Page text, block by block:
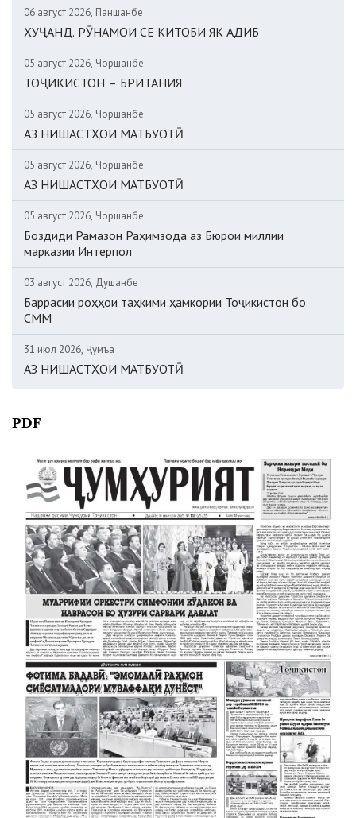
06 август 2026, Панҷшанбе
ХУҶАНД. РӮНАМОИ СЕ КИТОБИ ЯК АДИБ
05 август 2026, Чоршанбе
ТОҶИКИСТОН – БРИТАНИЯ
05 август 2026, Чоршанбе
АЗ НИШАСТҲОИ МАТБУОТӢ
05 август 2026, Чоршанбе
АЗ НИШАСТҲОИ МАТБУОТӢ
05 август 2026, Чоршанбе
Боздиди Рамазон Раҳимзода аз Бюрои миллии
марказии Интерпол
03 август 2026, Душанбе
Баррасии роҳҳои таҳкими ҳамкории Тоҷикистон бо
СММ
31 июл 2026, Ҷумъа
АЗ НИШАСТҲОИ МАТБУОТӢ
PDF